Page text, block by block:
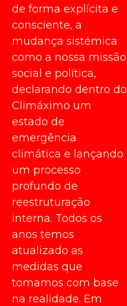
de forma explícita e
consciente, a
mudança sistémica
como a nossa missão
social e política,
declarando dentro do
Climáximo um
estado de
emergência
climática e lançando
um processo
profundo de
reestruturação
interna. Todos os
anos temos
atualizado as
medidas que
tomamos com base
na realidade. Em